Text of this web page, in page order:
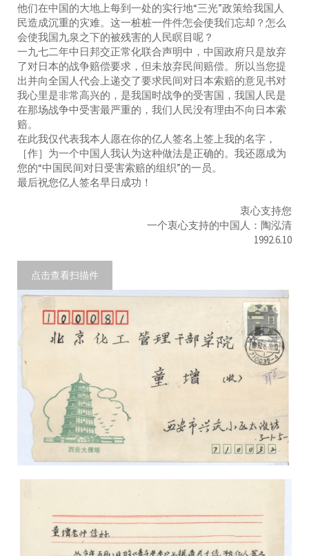
他们在中国的大地上每到一处的实行地“三光”政策给我国人
民造成沉重的灾难。这一桩桩一件件怎会使我们忘却？怎么
会使我国九泉之下的被残害的人民瞑目呢？
一九七二年中日邦交正常化联合声明中，中国政府只是放弃
了对日本的战争赔偿要求，但未放弃民间赔偿。所以当您提
出并向全国人代会上递交了要求民间对日本索赔的意见书对
我心里是非常高兴的，是我国时战争的受害国，我国人民是
在那场战争中受害最严重的，我们人民没有理由不向日本索
赔。
在此我仅代表我本人愿在你的亿人签名上签上我的名字，
［作］为一个中国人我认为这种做法是正确的。我还愿成为
您的“中国民间对日受害索赔的组织”的一员。
最后祝您亿人签名早日成功！
衷心支持您
一个衷心支持的中国人：陶泓清
1992.6.10